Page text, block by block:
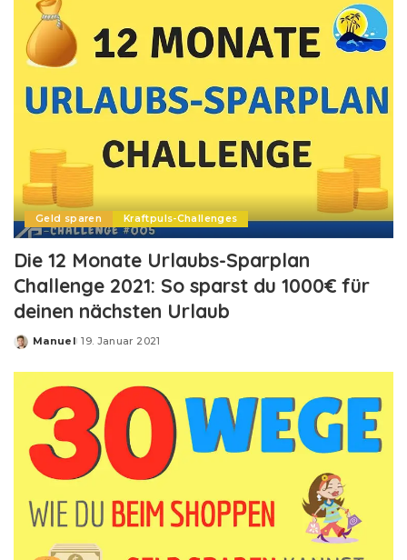
Geld sparen Kraftpuls-Challenges
Die 12 Monate Urlaubs-Sparplan
Challenge 2021: So sparst du 1000€ für
deinen nächsten Urlaub
Posted
Manuel 19. Januar 2021